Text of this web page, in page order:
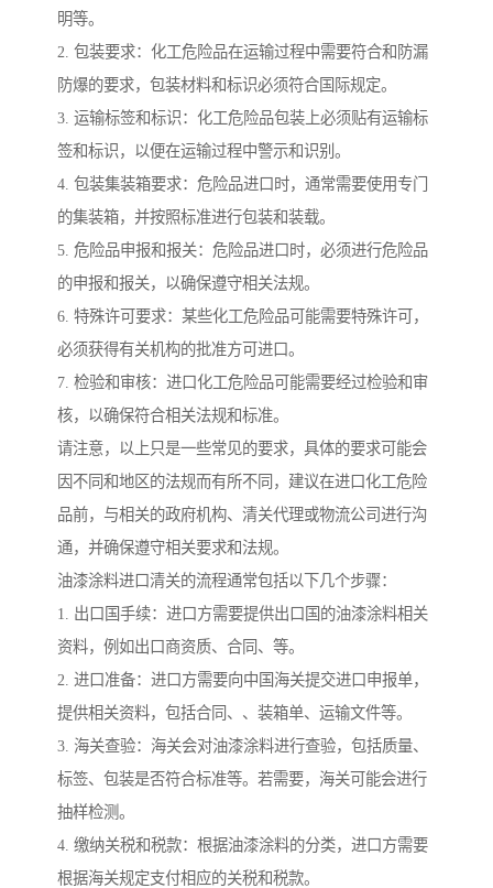
明等。
2. 包装要求：化工危险品在运输过程中需要符合和防漏
防爆的要求，包装材料和标识必须符合国际规定。
3. 运输标签和标识：化工危险品包装上必须贴有运输标
签和标识，以便在运输过程中警示和识别。
4. 包装集装箱要求：危险品进口时，通常需要使用专门
的集装箱，并按照标准进行包装和装载。
5. 危险品申报和报关：危险品进口时，必须进行危险品
的申报和报关，以确保遵守相关法规。
6. 特殊许可要求：某些化工危险品可能需要特殊许可，
必须获得有关机构的批准方可进口。
7. 检验和审核：进口化工危险品可能需要经过检验和审
核，以确保符合相关法规和标准。
请注意，以上只是一些常见的要求，具体的要求可能会
因不同和地区的法规而有所不同，建议在进口化工危险
品前，与相关的政府机构、清关代理或物流公司进行沟
通，并确保遵守相关要求和法规。
油漆涂料进口清关的流程通常包括以下几个步骤：
1. 出口国手续：进口方需要提供出口国的油漆涂料相关
资料，例如出口商资质、合同、等。
2. 进口准备：进口方需要向中国海关提交进口申报单，
提供相关资料，包括合同、、装箱单、运输文件等。
3. 海关查验：海关会对油漆涂料进行查验，包括质量、
标签、包装是否符合标准等。若需要，海关可能会进行
抽样检测。
4. 缴纳关税和税款：根据油漆涂料的分类，进口方需要
根据海关规定支付相应的关税和税款。